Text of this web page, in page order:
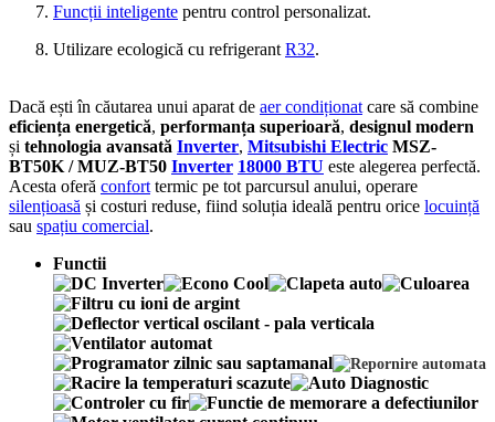
Funcții inteligente pentru control personalizat.
Utilizare ecologică cu refrigerant R32.
Dacă ești în căutarea unui aparat de aer condiționat care să combine
eficiența energetică, performanța superioară, designul modern
și tehnologia avansată Inverter, Mitsubishi Electric MSZ-
BT50K / MUZ-BT50 Inverter 18000 BTU este alegerea perfectă.
Acesta oferă confort termic pe tot parcursul anului, operare
silențioasă și costuri reduse, fiind soluția ideală pentru orice locuință
sau spațiu comercial.
Functii